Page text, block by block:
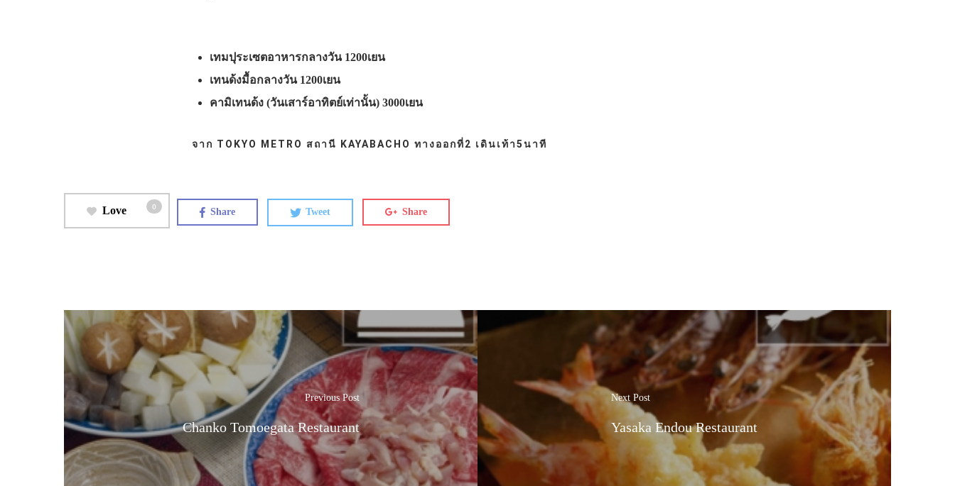
เทมปุระเซตอาหารกลางวัน 1200เยน
เทนด้งมื้อกลางวัน 1200เยน
คามิเทนด้ง (วันเสาร์อาทิตย์เท่านั้น) 3000เยน
จาก TOKYO METRO สถานี KAYABACHO ทางออกที่2 เดินเท้า5นาที
Love 0 Share Tweet Share
Previous Post
Chanko Tomoegata Restaurant
Next Post
Yasaka Endou Restaurant